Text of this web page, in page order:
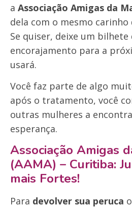
a Associação Amigas da
dela com o mesmo carinho
Se quiser, deixe um bilhete
encorajamento para a
usará.
Você faz parte de algo
após o tratamento, você
outras mulheres a
esperança.
Associação Amigas
(AAMA) – Curitiba:
mais Fortes!
Para devolver sua peruca